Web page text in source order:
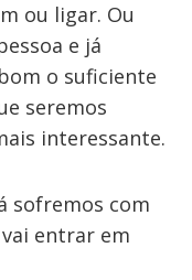
ou ligar. Ou
e já
o suficiente
seremos
interessante.
sofremos com
entrar em